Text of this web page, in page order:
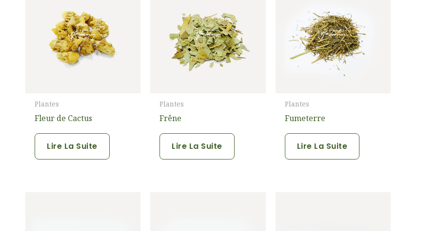
Plantes
Fleur de Cactus
Lire La Suite
Plantes
Frêne
Lire La Suite
Plantes
Fumeterre
Lire La Suite